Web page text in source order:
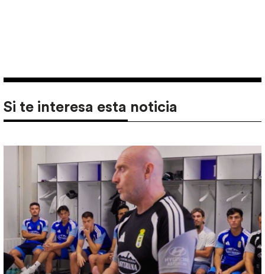
Si te interesa esta noticia